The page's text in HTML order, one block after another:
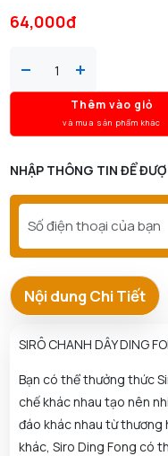
64,000đ
Thêm vào giỏ
và mua sản phẩm khác
NHẬP THÔNG TIN ĐỂ
Nội dung Chi Tiết
SIRÔ CHANH DÂY DING
Bạn có thể thưởng thức
chế khác nhau tạo nên
đáo khác nhau từ thương
khác, Siro Ding Fong có